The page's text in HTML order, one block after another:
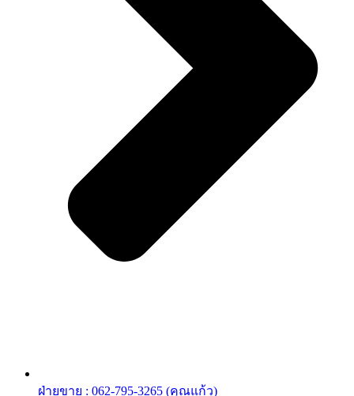
ฝ่ายขาย : 062-795-3265 (คุณแก้ว)